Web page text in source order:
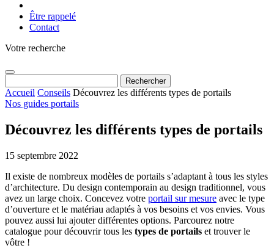
Être rappelé
Contact
Votre recherche
Accueil Conseils Découvrez les différents types de portails
Nos guides portails
Découvrez les différents types de portails
15 septembre 2022
Il existe de nombreux modèles de portails s’adaptant à tous les styles
d’architecture. Du design contemporain au design traditionnel, vous
avez un large choix. Concevez votre portail sur mesure avec le type
d’ouverture et le matériau adaptés à vos besoins et vos envies. Vous
pouvez aussi lui ajouter différentes options. Parcourez notre
catalogue pour découvrir tous les types de portails et trouver le
vôtre !